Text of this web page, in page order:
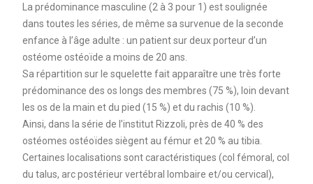
La prédominance masculine (2 à 3 pour 1) est soulignée
dans toutes les séries, de même sa survenue de la seconde
enfance à l’âge adulte : un patient sur deux porteur d’un
ostéome ostéoïde a moins de 20 ans.
Sa répartition sur le squelette fait apparaître une très forte
prédominance des os longs des membres (75 %), loin devant
les os de la main et du pied (15 %) et du rachis (10 %).
Ainsi, dans la série de l’institut Rizzoli, près de 40 % des
ostéomes ostéoïdes siègent au fémur et 20 % au tibia.
Certaines localisations sont caractéristiques (col fémoral, col
du talus, arc postérieur vertébral lombaire et/ou cervical),